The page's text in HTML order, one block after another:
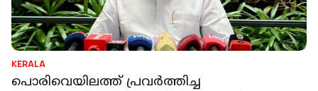
KERALA
പൊരിവെയിലത്ത് പ്രവർത്തിച്ച